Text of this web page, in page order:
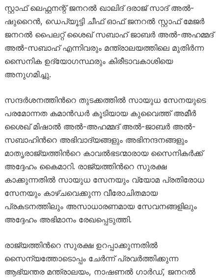
സ്റ്റാഫ് ലെഫ്റ്റനന്റ് ജനറൽ ഖാലിദ് ദരാജ് സാദ് അൽ-
ഷുറൈൻ, ഡെപ്യൂട്ടി ചീഫ് ഓഫ് ജനറൽ സ്റ്റാഫ് മേജർ
ജനറൽ പൈലറ്റ് ശൈഖ് സബാഹ് ജാബർ അൽ-അഹമ്മദ്
അൽ-സബാഹ് എന്നിവരും മന്ത്രാലയത്തിലെ മുതിർന്ന
സൈനിക ഉദ്യോഗസ്ഥരും കിരീടാവകാശിയെ
അനുഗമിച്ചു.
സന്ദർശനത്തിന്‍റെ തുടക്കത്തിൽ സായുധ സേനയുടെ
പരമോന്നത കമാൻഡർ കൂടിയായ കുവൈത്ത് അമീർ
ശൈഖ് മിഷാൽ അൽ-അഹമ്മദ് അൽ-ജാബർ അൽ-
സബാഹിന്‍റെ അഭിവാദ്യങ്ങളും അഭിനന്ദനങ്ങളും
മാതൃരാജ്യത്തിന്‍റെ കാവൽഭടന്മാരായ സൈനികർക്ക്
അദ്ദേഹം കൈമാറി. രാജ്യത്തിന്‍റെ സുരക്ഷ
കാക്കുന്നതിൽ സായുധ സേനയും വ്യോമ പ്രതിരോധ
സേനയും കാഴ്ചവെക്കുന്ന വീരോചിതമായ
പ്രകടനത്തിലും അസാധാരണമായ സേവനങ്ങളിലും
അദ്ദേഹം അഭിമാനം രേഖപ്പെടുത്തി.
രാജ്യത്തിന്‍റെ സുരക്ഷ ഉറപ്പാക്കുന്നതിൽ
സൈന്യത്തോടൊപ്പം ചേർന്ന് പ്രവർത്തിക്കുന്ന
ആഭ്യന്തര മന്ത്രാലയം, നാഷണൽ ഗാർഡ്, ജനറൽ